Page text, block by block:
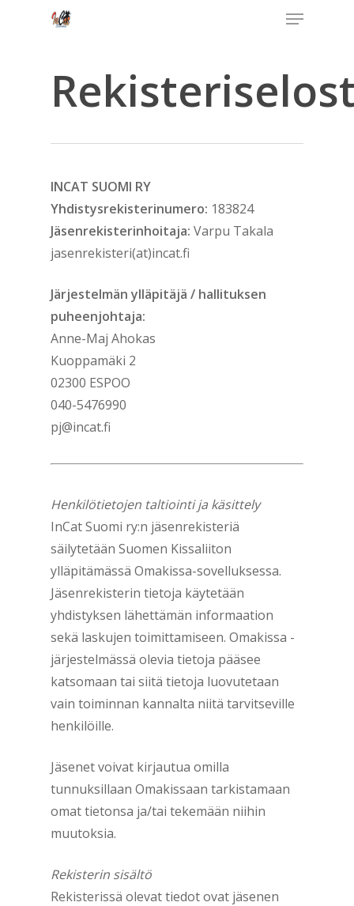
Menu
INCAT SUOMI RY
Yhdistysrekisterinumero: 183824
Jäsenrekisterinhoitaja: Varpu Takala
jasenrekisteri(at)incat.fi
Järjestelmän ylläpitäjä / hallituksen
puheenjohtaja:
Anne-Maj Ahokas
Kuoppamäki 2
02300 ESPOO
040-5476990
pj@incat.fi
Henkilötietojen taltiointi ja käsittely
InCat Suomi ry:n jäsenrekisteriä
säilytetään Suomen Kissaliiton
ylläpitämässä Omakissa-sovelluksessa.
Jäsenrekisterin tietoja käytetään
yhdistyksen lähettämän informaation
sekä laskujen toimittamiseen. Omakissa -
järjestelmässä olevia tietoja pääsee
katsomaan tai siitä tietoja luovutetaan
vain toiminnan kannalta niitä tarvitseville
henkilöille.
Jäsenet voivat kirjautua omilla
tunnuksillaan Omakissaan tarkistamaan
omat tietonsa ja/tai tekemään niihin
muutoksia.
Rekisterin sisältö
Rekisterissä olevat tiedot ovat jäsenen